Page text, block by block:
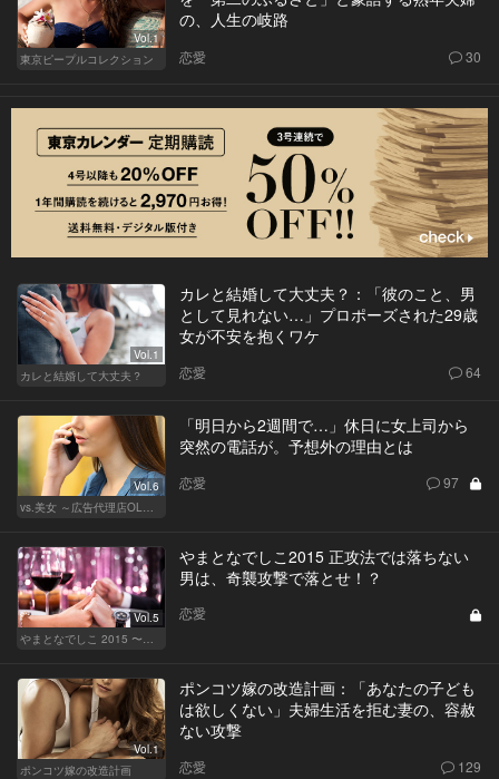
Vol.1
東京ピープルコレクション
の、人生の岐路
恋愛 30
Vol.1
カレと結婚して大丈夫？
カレと結婚して大丈夫？：「彼のこと、男
として見れない…」プロポーズされた29歳
女が不安を抱くワケ
恋愛 64
Vol.6
vs.美女 ～広告代理店OLの挑戦～
「明日から2週間で…」休日に女上司から
突然の電話が。予想外の理由とは
恋愛 97
Vol.5
やまとなでしこ 2015 〜極上の結婚〜
やまとなでしこ2015 正攻法では落ちない
男は、奇襲攻撃で落とせ！？
恋愛
Vol.1
ポンコツ嫁の改造計画
ポンコツ嫁の改造計画：「あなたの子ども
は欲しくない」夫婦生活を拒む妻の、容赦
ない攻撃
恋愛 129